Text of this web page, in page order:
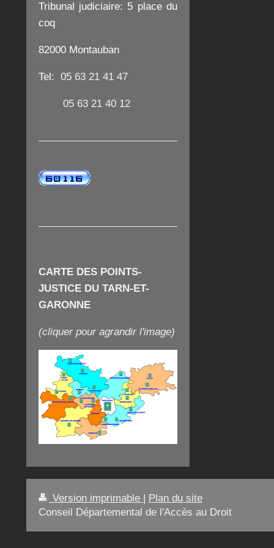
Tribunal judiciaire: 5 place du
coq
82000 Montauban
Tel: 05 63 21 41 47
05 63 21 40 12
CARTE DES POINTS-
JUSTICE DU TARN-ET-
GARONNE
(cliquer pour agrandir l'image)
Version imprimable
Plan du site
Conseil Départemental de l'Accès au Droit